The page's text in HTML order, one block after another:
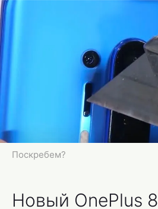
Поскребем?
Новый OnePlus 8